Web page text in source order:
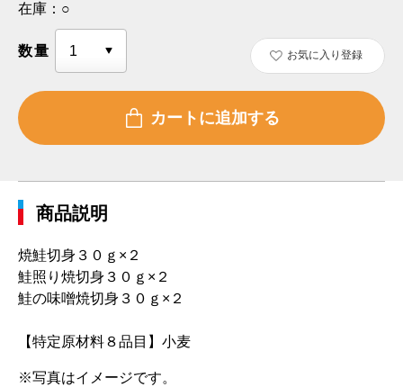
在庫： ○
数量 お気に入り登録
商品説明
焼鮭切身３０ｇ×２
鮭照り焼切身３０ｇ×２
鮭の味噌焼切身３０ｇ×２
【特定原材料８品目】小麦
※写真はイメージです。